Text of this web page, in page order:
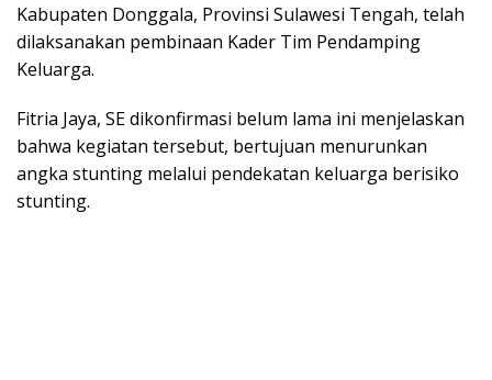
Kabupaten Donggala, Provinsi Sulawesi Tengah, telah
dilaksanakan pembinaan Kader Tim Pendamping
Keluarga.
Fitria Jaya, SE dikonfirmasi belum lama ini menjelaskan
bahwa kegiatan tersebut, bertujuan menurunkan
angka stunting melalui pendekatan keluarga berisiko
stunting.